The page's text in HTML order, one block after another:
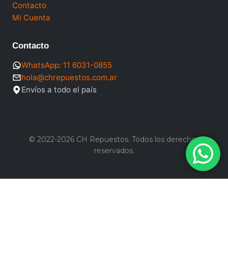
Contacto
Mi Cuenta
Contacto
WhatsApp: 11 6031-0855
hola@chrepuestos.com.ar
Envíos a todo el país
© 2022-2026 CH Repuestos. Todos los derechos
reservados.